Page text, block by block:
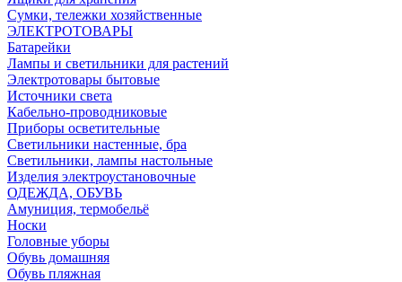
Сумки, тележки хозяйственные
ЭЛЕКТРОТОВАРЫ
Батарейки
Лампы и светильники для растений
Электротовары бытовые
Источники света
Кабельно-проводниковые
Приборы осветительные
Светильники настенные, бра
Светильники, лампы настольные
Изделия электроустановочные
ОДЕЖДА, ОБУВЬ
Амуниция, термобельё
Носки
Головные уборы
Обувь домашняя
Обувь пляжная